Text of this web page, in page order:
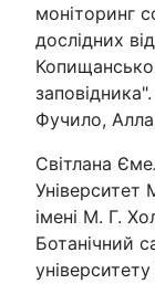
моніторинг
дослідних
Фучило,
Світлана
Університет
імені М. Г.
Ботанічний